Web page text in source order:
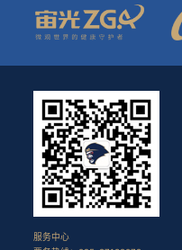
服务中心